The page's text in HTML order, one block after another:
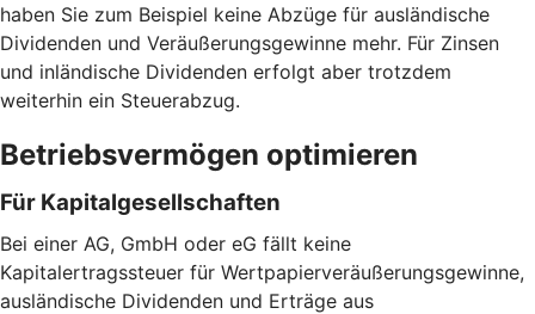
haben Sie zum Beispiel keine Abzüge für ausländische
Dividenden und Veräußerungsgewinne mehr. Für Zinsen
und inländische Dividenden erfolgt aber trotzdem
weiterhin ein Steuerabzug.
Betriebsvermögen optimieren
Für Kapitalgesellschaften
Bei einer AG, GmbH oder eG fällt keine
Kapitalertragssteuer für Wertpapierveräußerungsgewinne,
ausländische Dividenden und Erträge aus